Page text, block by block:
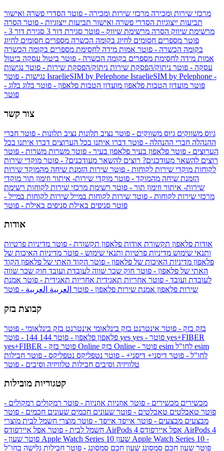
מרכזי שירות ומכירה מרכזי שירות ומכירה - פוטר הסדרי פשרה ואישור
תביעות ייצוגיות הסדרי פשרה ואישור תביעות ייצוגיות - פוטר הסרה
מרשימת שיווק הסרה מרשימת שיווק - פוטר סגירת דור 3
סגירת דור 3 -
פוטר מספרים חסומים לחיוג בקומה הכשרה מספרים חסומים לחיוג
בקומה הכשרה - פוטר אמות מידה לחסימת מספרים בקומה הכשרה
אמות מידה לחסימת מספרים בקומה הכשרה - פוטר ביטול עסקה ביטול
עסקה - פוטר ניתוק/הפסקת שירות ניתוק/הפסקת שירות - פוטר נגישות
IsraelieSIM by Pelephone IsraelieSIM by Pelephone -
פוטר מועדון הטבות פלאפון מועדון הטבות פלאפון - פוטר בלוג בלוג -
פוטר
צור קשר
גיוס משווקים גיוס משווקים - פוטר נציב תלונות נציב תלונות - פוטר חברי
ההנהלה חברי ההנהלה - פוטר דברו איתנו בכל הערוצים דברו איתנו בכל
הערוצים - פוטר פלאפון בעיר פלאפון בעיר - פוטר משרות משרות - פוטר
רוצים להשאר מעודכנים? רוצים להשאר מעודכנים? - פוטר מוקדי שירות
לקוחות מוקדי שירות לקוחות - פוטר שירות הזמנת שיחה מהמוקד שירות
הזמנת שיחה מהמוקד - פוטר מוקדי שירות- איתור וזימון תור מוקדי
שירות- איתור וזימון תור - פוטר רשימת מרכזי שירות לקוחות רשימת
מרכזי שירות לקוחות - פוטר שירות לקוחות במייל שירות לקוחות במייל -
פוטר סניפים באילת סניפים באילת - פוטר
אודות
אודות פלאפון תקשורת אודות פלאפון תקשורת - פוטר מדיניות פרטיות
ותנאי שימוש מדיניות פרטיות ותנאי שימוש - פוטר מדיניות האיכות של
פלאפון מדיניות האיכות של פלאפון - פוטר הקוד האתי של פלאפון הקוד
האתי של פלאפון - פוטר חוק שכר שווה לעובדת ועובד חוק שכר שווה
לעובדת ועובד - פוטר אחריות תאגידית אחריות תאגידית - פוטר אמנת
שירות פלאפון אמנת שירות פלאפון - פוטר العربية العربية - פוטר
קבוצת בזק
בזק בזק - פוטר אינטרנט בזק בינלאומי אינטרנט בזק בינלאומי - פוטר
פלאפון פלאפון - פוטר 144 yes
yes+FIBER
yes+FIBER - פוטר בזק Online
esim
לחו"ל - פוטר דיסני+ דיסני+ - פוטר נטפליקס נטפליקס - פוטר חבילות
טלוויזיה וסיבים חבילות טלוויזיה וסיבים - פוטר
קטגוריות מובילות
מכשירים מכשירים - פוטר אוזניות אוזניות - פוטר רמקולים רמקולים -
פוטר טאבלטים טאבלטים - פוטר שעונים חכמים שעונים חכמים - פוטר
מבצעים מבצעים - פוטר אייפד אייפד - פוטר מוצרי חשמל לבית מוצרי
חשמל לבית - פוטר אפל איירפודס AirPods 4 אפל איירפודס AirPods 4
- פוטר שעון Apple Watch Series 10 שעון Apple Watch Series 10 -
פוטר שעון חכם סמסונג שעון חכם סמסונג - פוטר חבילות גלישה בחו"ל